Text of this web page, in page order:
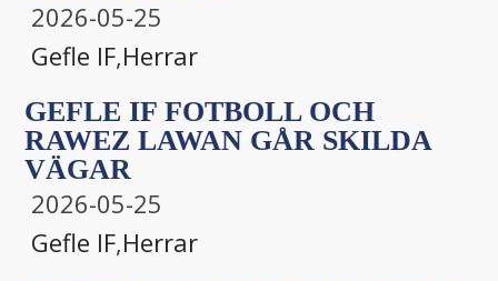
2026-05-25
Gefle IF,Herrar
GEFLE IF FOTBOLL OCH
RAWEZ LAWAN GÅR SKILDA
VÄGAR
2026-05-25
Gefle IF,Herrar